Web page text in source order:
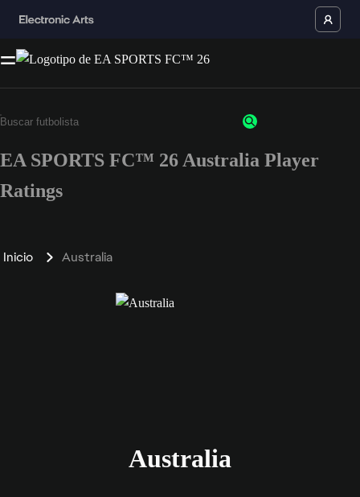
EA SPORTS FC™ 26 Australia Player
Ratings
Inicio Australia
Australia